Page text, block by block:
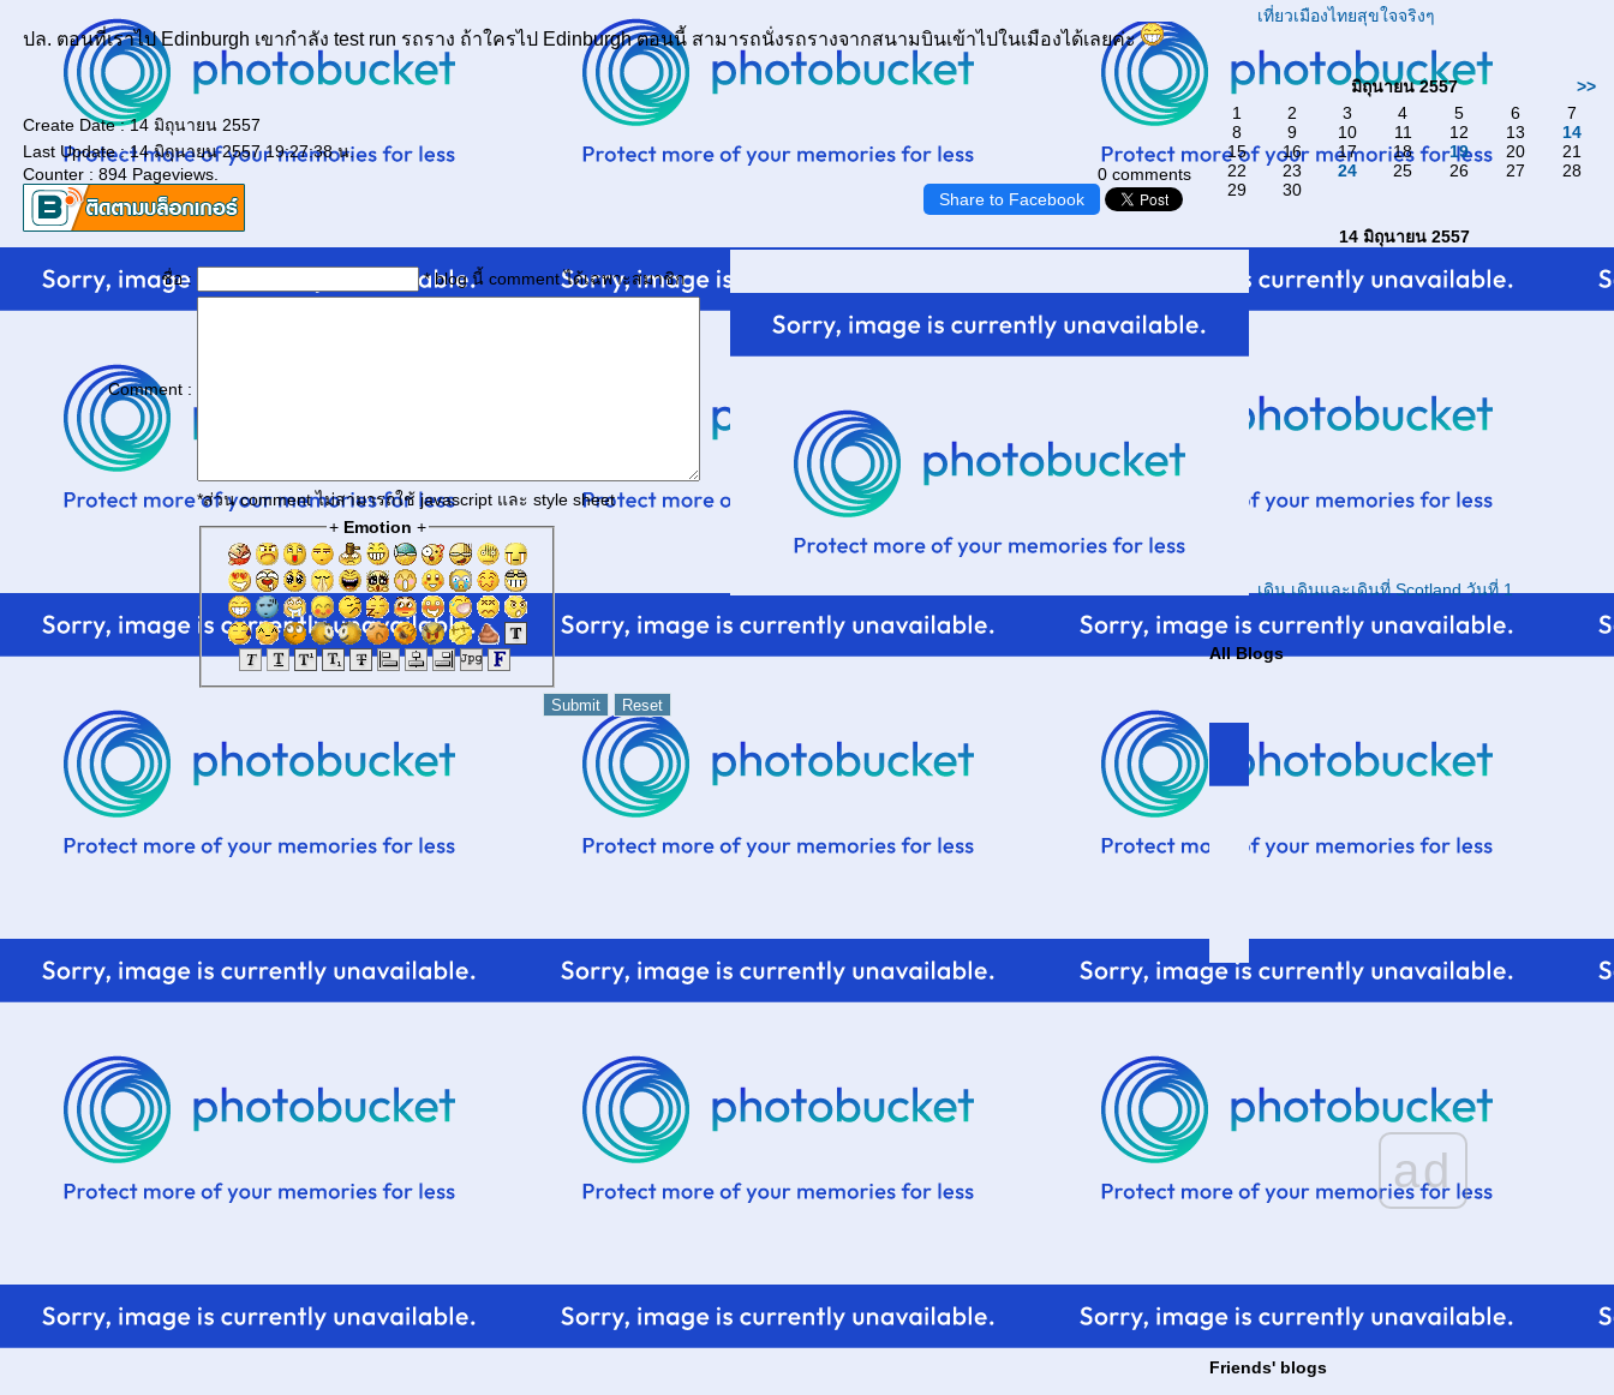
ปล. ตอนที่เราไป Edinburgh เขากำลัง test run รถราง ถ้าใครไป Edinburgh ตอนนี้ สามารถนั่งรถรางจากสนามบินเข้าไปในเมืองได้เลยค่ะ
Create Date : 14 มิถุนายน 2557
Last Update : 14 มิถุนายน 2557 19:27:38 น.
0 comments
Counter : 894 Pageviews.
Share to Facebook
ชื่อ : * blog นี้ comment ได้เฉพาะสมาชิก
Comment :
*ส่วน comment ไม่สามารถใช้ javascript และ style sheet
+ Emotion +
เที่ยวเมืองไทยสุขใจจริงๆ
มิถุนายน 2557
>>
1
2 3 4 5 6
7
8
9 10 11 12 13
14
15
16 17 18 19 20
21
22
23 24 25 26 27
28
29
30
14 มิถุนายน 2557
เดิน,เดินและเดินที่ Scotland วันที่ 1
All Blogs
ad
Friends' blogs